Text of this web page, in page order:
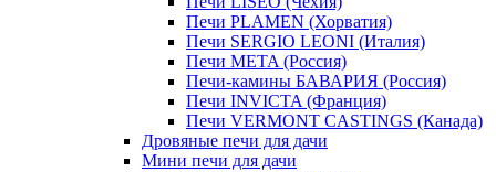
Печи PLAMEN (Хорватия)
Печи SERGIO LEONI (Италия)
Печи META (Россия)
Печи-камины БАВАРИЯ (Россия)
Печи INVICTA (Франция)
Печи VERMONT CASTINGS (Канада)
Дровяные печи для дачи
Мини печи для дачи